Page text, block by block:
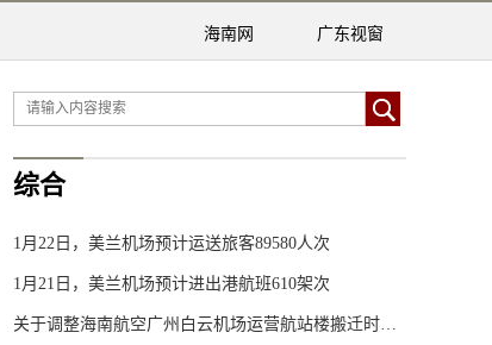
海南网 广东视窗
综合
1月22日，美兰机场预计运送旅客89580人次
1月21日，美兰机场预计进出港航班610架次
关于调整海南航空广州白云机场运营航站楼搬迁时间的公告